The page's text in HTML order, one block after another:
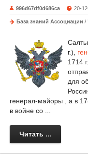
996d67df0d686ca 20-
База знаний Ассоциации /
г.),
1714
для
генерал-майоры , а в
в войне со ...
Читать ...